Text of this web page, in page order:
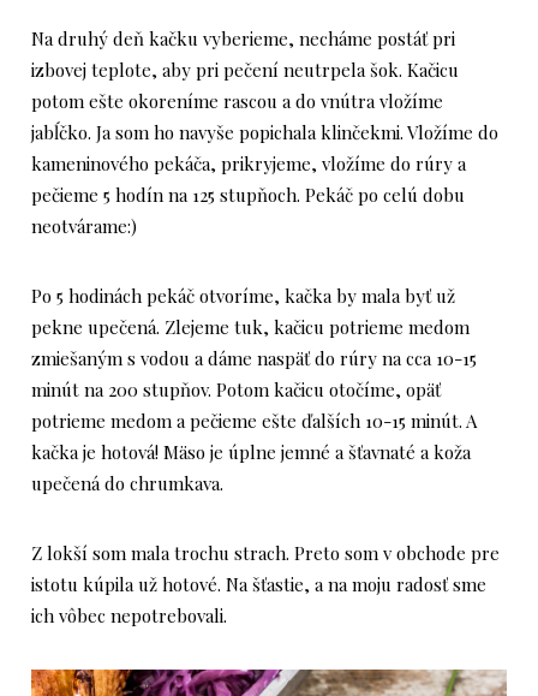
Na druhý deň kačku vyberieme, necháme postáť pri
izbovej teplote, aby pri pečení neutrpela šok. Kačicu
potom ešte okoreníme rascou a do vnútra vložíme
jabĺčko. Ja som ho navyše popichala klinčekmi. Vložíme do
kameninového pekáča, prikryjeme, vložíme do rúry a
pečieme 5 hodín na 125 stupňoch. Pekáč po celú dobu
neotvárame:)
Po 5 hodinách pekáč otvoríme, kačka by mala byť už
pekne upečená. Zlejeme tuk, kačicu potrieme medom
zmiešaným s vodou a dáme naspäť do rúry na cca 10-15
minút na 200 stupňov. Potom kačicu otočíme, opäť
potrieme medom a pečieme ešte ďalších 10-15 minút. A
kačka je hotová! Mäso je úplne jemné a šťavnaté a koža
upečená do chrumkava.
Z lokší som mala trochu strach. Preto som v obchode pre
istotu kúpila už hotové. Na šťastie, a na moju radosť sme
ich vôbec nepotrebovali.